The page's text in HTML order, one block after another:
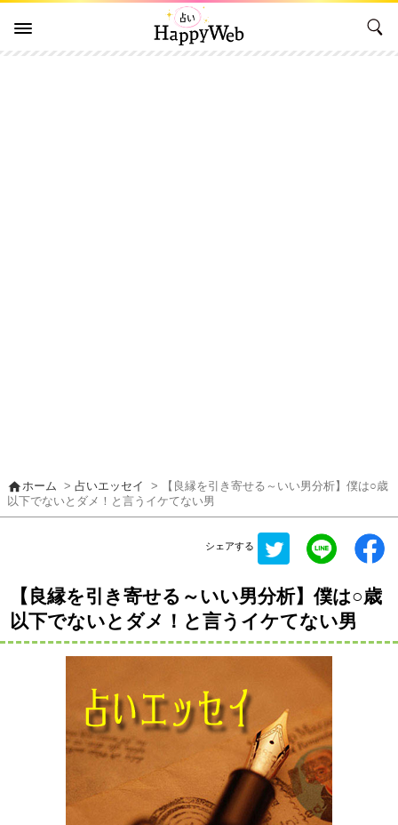
homeホーム >占いエッセイ
> 【良縁を引き寄せる～いい男分析】僕は○歳
以下でないとダメ！と言うイケてない男
シェアする
【良縁を引き寄せる～いい男分析】僕は○歳
以下でないとダメ！と言うイケてない男